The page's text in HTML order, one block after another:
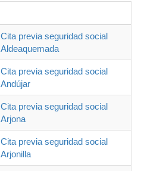
Cita previa seguridad social
Aldeaquemada
Cita previa seguridad social
Andújar
Cita previa seguridad social
Arjona
Cita previa seguridad social
Arjonilla